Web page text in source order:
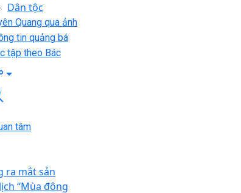
Dân tộc
Quang qua ảnh
tin quảng bá
tập theo Bác
tâm
ra mắt sản
“Mùa đông